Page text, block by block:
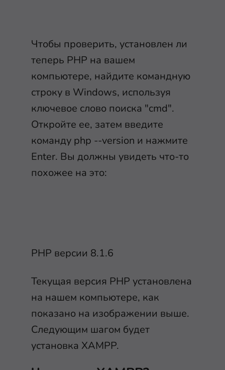
Чтобы проверить, установлен ли
теперь PHP на вашем
компьютере, найдите командную
строку в Windows, используя
ключевое слово поиска "cmd".
Откройте ее, затем введите
команду php --version и нажмите
Enter. Вы должны увидеть что-то
похожее на это:
PHP версии 8.1.6
Текущая версия PHP установлена
на нашем компьютере, как
показано на изображении выше.
Следующим шагом будет
установка XAMPP.